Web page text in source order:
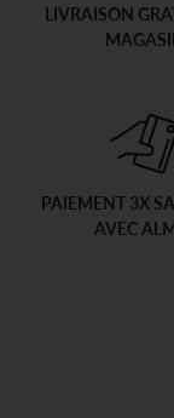
LIVRAISON
PAIEMENT 3X
AVEC